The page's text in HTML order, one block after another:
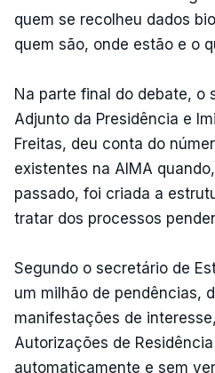
quem se recolheu dados
quem são, onde estão e o
Na parte final do debate, o
Adjunto da Presidência e
Freitas, deu conta do
existentes na AIMA
passado, foi criada a
tratar dos processos
Segundo o secretário de
um milhão de pendências,
manifestações de
Autorizações de
automaticamente e sem